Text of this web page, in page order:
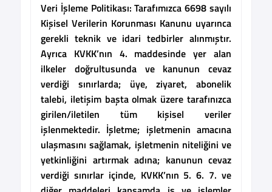
Veri İşleme Politikası: Tarafımızca 6698 sayılı
Kişisel Verilerin Korunması Kanunu uyarınca
gerekli teknik ve idari tedbirler alınmıştır.
Ayrıca KVKK’nın 4. maddesinde yer alan
ilkeler doğrultusunda ve kanunun cevaz
verdiği sınırlarda; üye, ziyaret, abonelik
talebi, iletişim başta olmak üzere tarafınızca
girilen/iletilen tüm kişisel veriler
işlenmektedir. İşletme; işletmenin amacına
ulaşmasını sağlamak, işletmenin niteliğini ve
yetkinliğini artırmak adına; kanunun cevaz
verdiği sınırlar içinde, KVKK’nın 5. 6. 7. ve